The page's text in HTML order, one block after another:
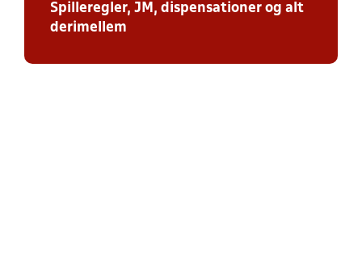
Spilleregler, JM, dispensationer og alt
derimellem